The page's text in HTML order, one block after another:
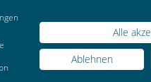
Alle
Ablehnen